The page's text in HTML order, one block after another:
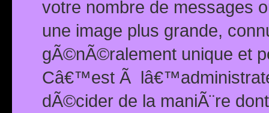
votre nombre de messages
une image plus grande,
gÃ©nÃ©ralement unique et
Câ€™est Ã
dÃ©cider de la maniÃ¨re